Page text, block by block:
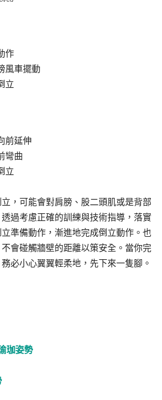
作
風車擺動
立
前延伸
彎曲
立
，可能會對肩膀、股二頭肌或是背部
過考慮正確的訓練與技術指導，落實
準備動作，漸進地完成倒立動作。也
會碰觸牆壁的距離以策安全。當你完
必小心翼翼輕柔地，先下來一隻腳。
珈姿勢